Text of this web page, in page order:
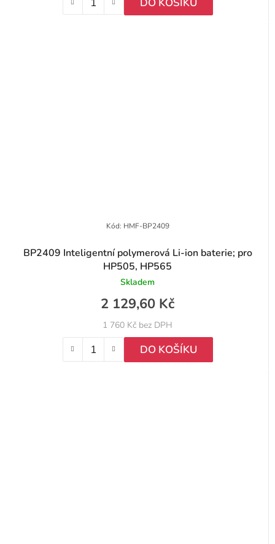
BP2409 Inteligentní polymerová Li-ion baterie; pro
HP505, HP565
Skladem
1 760 Kč bez DPH
2 129,60 Kč
DO KOŠÍKU
Kód: HMF-BP2409